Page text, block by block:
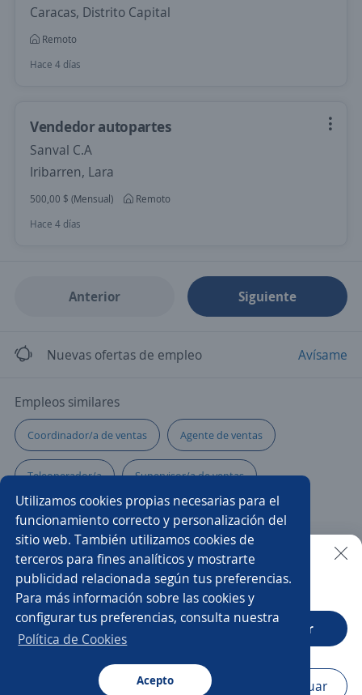
Utilizamos cookies propias necesarias para el
funcionamiento correcto y personalización del
sitio web. También utilizamos cookies de
terceros para fines analíticos y mostrarte
publicidad relacionada según tus preferencias.
Para más información sobre las cookies y
configurar tus preferencias, consulta nuestra
Política de Cookies
Acepto
Caracas, Distrito Capital
Remoto
Hace 4 días
Vendedor autopartes
Sanval C.A
Iribarren, Lara
500,00 $ (Mensual)
Remoto
Hace 4 días
Anterior Siguiente
Nuevas ofertas de empleo Avísame
Empleos similares
Coordinador/a de ventas Agente de ventas
Teleoperador/a Supervisor/a de ventas
Gerente comercial Asesor/a Agente
Representante de ventas Analista de compras
Asesor/a comercial Agente ventas telemarketing
Ventas Asesor/a telefónico Ejecutivo/a telefónico
Vendedor comisionista
Buscar es más fácil en la app
CT App Abrir
Navegador Continuar